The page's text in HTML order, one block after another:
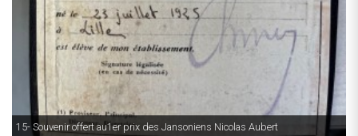
15- Souvenir offert au1er prix des Jansoniens Nicolas Aubert